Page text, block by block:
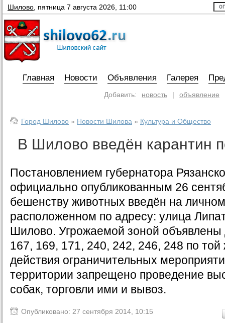
Шилово пятница 7 августа 2026, 11:00
Главная Новости Объявления Галерея
Добавить: новость | объявление
Город Шилово » Новости Шилова » Культура и Общество
В Шилово введён карантин
Постановлением губернатора
официально опубликованным 26
бешенству животных введён на
расположенном по адресу: улица
Шилово. Угрожаемой зоной
167, 169, 171, 240, 242, 246, 248 по
действия ограничительных
территории запрещено проведение
собак, торговли ими и вывоз.
Опубликовано: 27 сентября 2014, 10:15